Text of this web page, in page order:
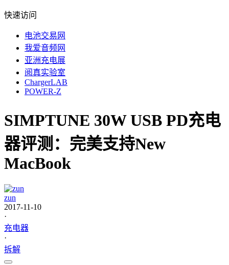
快速访问
电池交易网
我爱音频网
亚洲充电展
阅真实验室
ChargerLAB
POWER-Z
SIMPTUNE 30W USB PD充电
器评测：完美支持New
MacBook
zun
2017-11-10
·
充电器
·
拆解